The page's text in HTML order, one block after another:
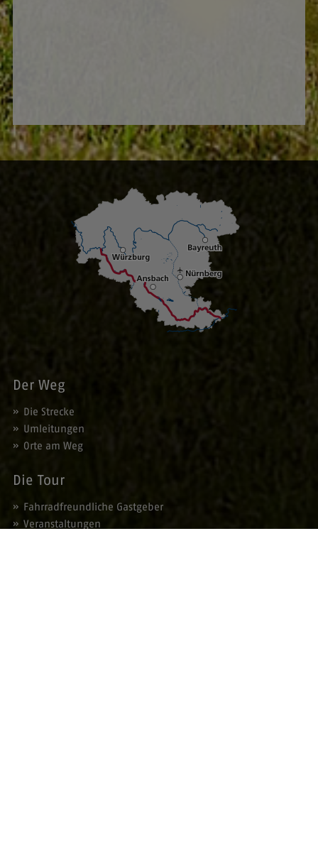
Der Weg
Die Strecke
Umleitungen
Orte am Weg
Die Tour
Fahrradfreundliche Gastgeber
Veranstaltungen